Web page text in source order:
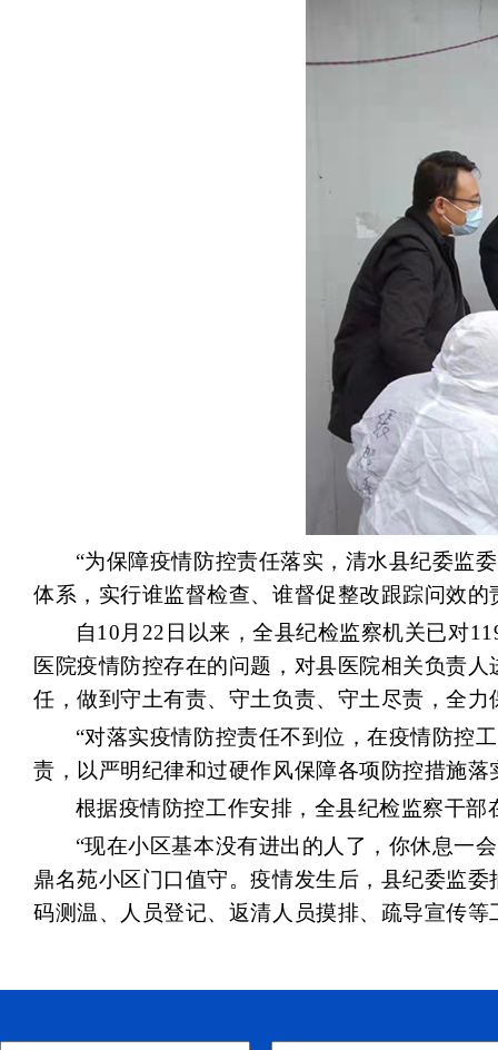
“为保障疫情防控责任落实，清水县纪委监
体系，实行谁监督检查、谁督促整改跟踪问效
自10月22日以来，全县纪检监察机关已对
医院疫情防控存在的问题，对县医院相关负责
任，做到守土有责、守土负责、守土尽责，全
“对落实疫情防控责任不到位，在疫情防控
责，以严明纪律和过硬作风保障各项防控措施
根据疫情防控工作安排，全县纪检监察干
“现在小区基本没有进出的人了，你休息一
鼎名苑小区门口值守。疫情发生后，县纪委监
码测温、人员登记、返清人员摸排、疏导宣传